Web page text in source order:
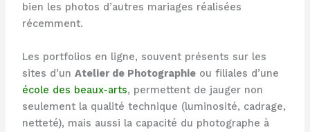
bien les photos d’autres mariages réalisées
récemment.
Les portfolios en ligne, souvent présents sur les
sites d’un Atelier de Photographieou filiales d’une
école des beaux-arts, permettent de jauger non
seulement la qualité technique (luminosité, cadrage,
netteté), mais aussi la capacité du photographe à